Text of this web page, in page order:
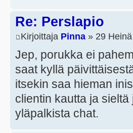
Re: Perslapio
Kirjoittaja Pinna » 29
Jep, porukka ei
saat kyllä
itsekin saa hieman
clientin kautta ja
yläpalkista chat.